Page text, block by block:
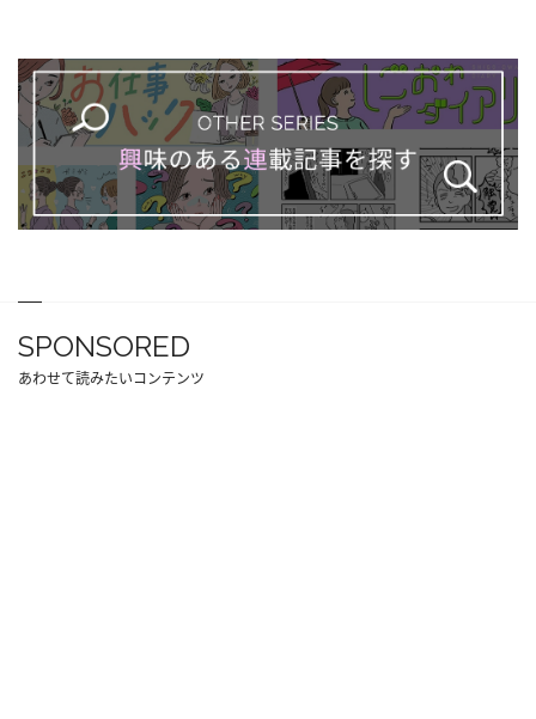
SPONSORED
あわせて読みたいコンテンツ